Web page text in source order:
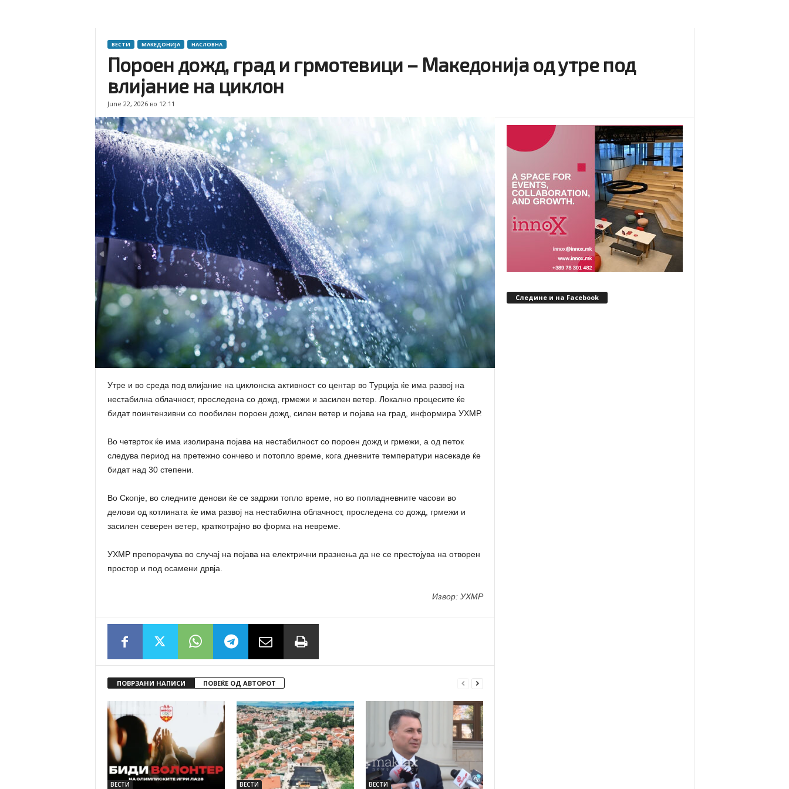
ВЕСТИ МАКЕДОНИЈА НАСЛОВНА
Пороен дожд, град и грмотевици – Македонија од утре под
влијание на циклон
June 22, 2026 во 12:11
Утре и во среда под влијание на циклонска активност со центар во Турција ќе има развој на
нестабилна облачност, проследена со дожд, грмежи и засилен ветер. Локално процесите ќе
бидат поинтензивни со пообилен пороен дожд, силен ветер и појава на град, информира УХМР.
Во четврток ќе има изолирана појава на нестабилност со пороен дожд и грмежи, а од петок
следува период на претежно сончево и потопло време, кога дневните температури насекаде ќе
бидат над 30 степени.
Во Скопје, во следните денови ќе се задржи топло време, но во попладневните часови во
делови од котлината ќе има развој на нестабилна облачност, проследена со дожд, грмежи и
засилен северен ветер, краткотрајно во форма на невреме.
УХМР препорачува во случај на појава на електрични празнења да не се престојува на отворен
простор и под осамени дрвја.
Извор: УХМР
ПОВРЗАНИ НАПИСИ ПОВЕЌЕ ОД АВТОРОТ
ВЕСТИ ВЕСТИ ВЕСТИ
Следине и на Facebook